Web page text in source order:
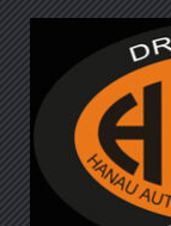
Dragracing